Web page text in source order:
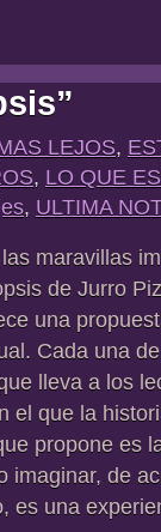
LEJOS,
, LO QUE
, ULTIMA
maravillas
de Jurro
una
Cada una
lleva a los
el que la
propone es
imaginar, de
es una